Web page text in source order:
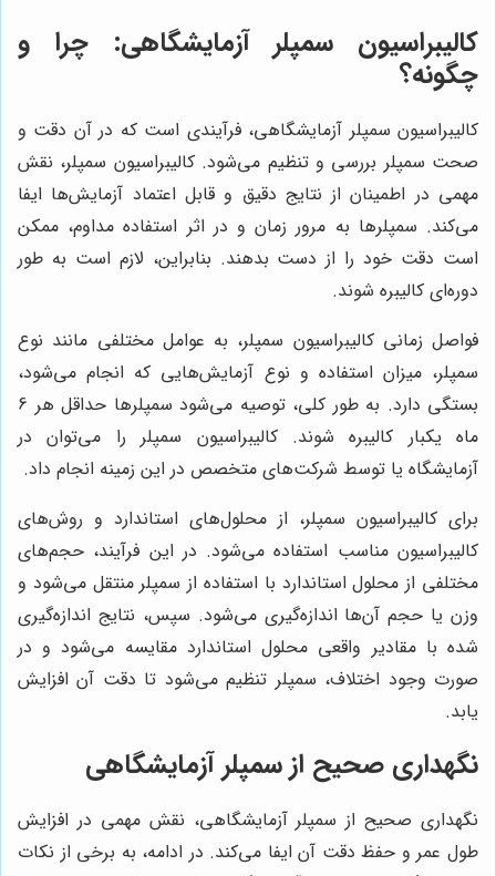
کالیبراسیون سمپلر آزمایشگاهی: چرا و
چگونه؟
کالیبراسیون سمپلر آزمایشگاهی، فرآیندی است که در آن دقت و
صحت سمپلر بررسی و تنظیم می‌شود. کالیبراسیون سمپلر، نقش
مهمی در اطمینان از نتایج دقیق و قابل اعتماد آزمایش‌ها ایفا
می‌کند. سمپلرها به مرور زمان و در اثر استفاده مداوم، ممکن
است دقت خود را از دست بدهند. بنابراین، لازم است به طور
دوره‌ای کالیبره شوند.
فواصل زمانی کالیبراسیون سمپلر، به عوامل مختلفی مانند نوع
سمپلر، میزان استفاده و نوع آزمایش‌هایی که انجام می‌شود،
بستگی دارد. به طور کلی، توصیه می‌شود سمپلرها حداقل هر 6
ماه یکبار کالیبره شوند. کالیبراسیون سمپلر را می‌توان در
آزمایشگاه یا توسط شرکت‌های متخصص در این زمینه انجام داد.
برای کالیبراسیون سمپلر، از محلول‌های استاندارد و روش‌های
کالیبراسیون مناسب استفاده می‌شود. در این فرآیند، حجم‌های
مختلفی از محلول استاندارد با استفاده از سمپلر منتقل می‌شود و
وزن یا حجم آن‌ها اندازه‌گیری می‌شود. سپس، نتایج اندازه‌گیری
شده با مقادیر واقعی محلول استاندارد مقایسه می‌شود و در
صورت وجود اختلاف، سمپلر تنظیم می‌شود تا دقت آن افزایش
یابد.
نگهداری صحیح از سمپلر آزمایشگاهی
نگهداری صحیح از سمپلر آزمایشگاهی، نقش مهمی در افزایش
طول عمر و حفظ دقت آن ایفا می‌کند. در ادامه، به برخی از نکات